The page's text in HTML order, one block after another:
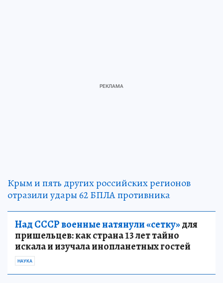
Крым и пять других российских регионов
отразили удары 62 БПЛА противника
Над СССР военные натянули «сетку»для
пришельцев: как страна 13 лет тайно
искала и изучала инопланетных гостей
НАУКА